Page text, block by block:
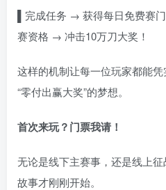
完成任务 → 获得每日免费赛
赛资格 → 冲击10万刀大奖！
这样的机制让每一位玩家都能
“零付出赢大奖”的梦想。
首次来玩？门票我请！
无论是线下主赛事，还是线上
故事才刚刚开始。